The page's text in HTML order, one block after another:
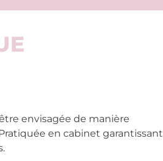
envisagée de manière
en cabinet garantissant